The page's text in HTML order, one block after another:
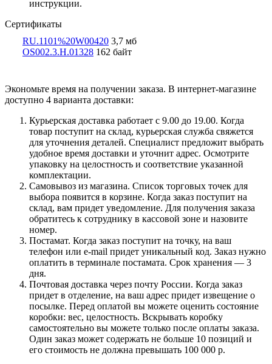
инструкции.
Сертификаты
RU.1101%20W00420 3,7 мб
OS002.3.Н.01328 162 байт
Экономьте время на получении заказа. В интернет-магазине
доступно 4 варианта доставки:
Курьерская доставка работает с 9.00 до 19.00. Когда
товар поступит на склад, курьерская служба свяжется
для уточнения деталей. Специалист предложит выбрать
удобное время доставки и уточнит адрес. Осмотрите
упаковку на целостность и соответствие указанной
комплектации.
Самовывоз из магазина. Список торговых точек для
выбора появится в корзине. Когда заказ поступит на
склад, вам придет уведомление. Для получения заказа
обратитесь к сотруднику в кассовой зоне и назовите
номер.
Постамат. Когда заказ поступит на точку, на ваш
телефон или e-mail придет уникальный код. Заказ нужно
оплатить в терминале постамата. Срок хранения — 3
дня.
Почтовая доставка через почту России. Когда заказ
придет в отделение, на ваш адрес придет извещение о
посылке. Перед оплатой вы можете оценить состояние
коробки: вес, целостность. Вскрывать коробку
самостоятельно вы можете только после оплаты заказа.
Один заказ может содержать не больше 10 позиций и
его стоимость не должна превышать 100 000 р.